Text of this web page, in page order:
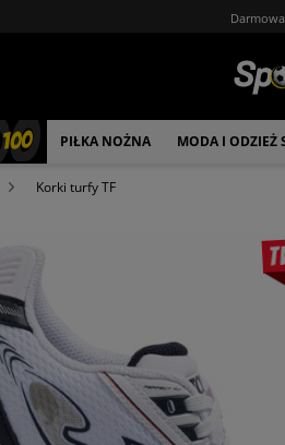
100 PIŁKA NOŻNA MODA I ODZIEŻ
Korki turfy TF